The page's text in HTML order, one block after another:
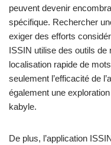
peuvent devenir
spécifique. Rechercher
exiger des efforts
ISSIN utilise des outils
localisation rapide de
seulement l’efficacité de
également une
kabyle.
De plus, l’application